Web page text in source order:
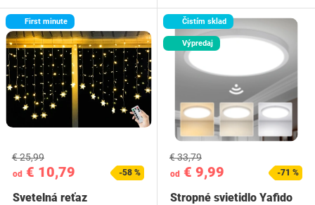
First minute
od € 10,79
€ 25,99
-58 %
Svetelná reťaz
Čistím sklad
Výpredaj
od € 9,99
€ 33,79
-71 %
Stropné svietidlo Yafido